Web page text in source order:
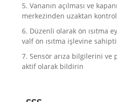
5. Vananın açılması ve
merkezinden uzaktan
6. Düzenli olarak ön ısıtma
valf ön ısıtma işlevine
7. Sensör arıza bilgilerini
aktif olarak bildirin